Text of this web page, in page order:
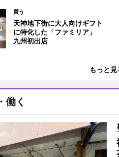
買う
天神地下街に大人向けギフト
に特化した「ファミリア」
九州初出店
もっと見
働く